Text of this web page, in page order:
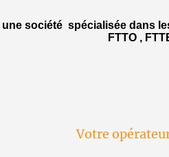
une société spécialisée dans
FTTO ,
Votre